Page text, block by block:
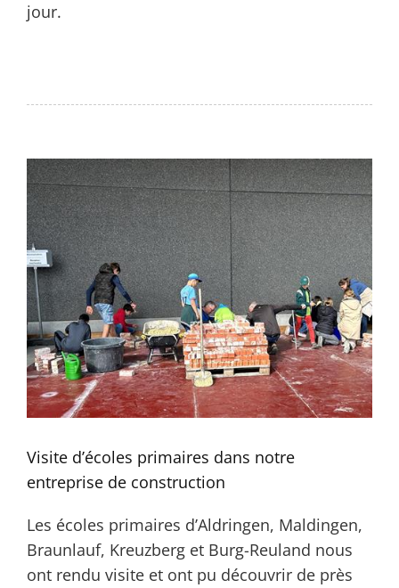
Entreprise
Carrière
Services
Contact
jour.
Visite d’écoles primaires dans notre
entreprise de construction
Les écoles primaires d’Aldringen, Maldingen,
Braunlauf, Kreuzberg et Burg-Reuland nous
ont rendu visite et ont pu découvrir de près